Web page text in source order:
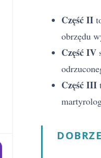
Część II
obrzędu
Część IV
Część III